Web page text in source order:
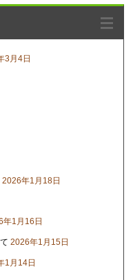
3月4日
2026年1月18日
年1月16日
2026年1月15日
1月14日